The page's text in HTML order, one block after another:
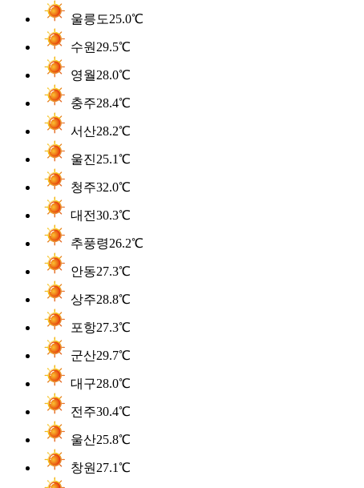
울릉도25.0℃
수원 29.5℃
영월28.0℃
충주28.4℃
서산28.2℃
울진25.1℃
청주32.0℃
대전30.3℃
추풍령26.2℃
안동27.3℃
상주28.8℃
포항27.3℃
군산29.7℃
대구28.0℃
전주30.4℃
울산25.8℃
창원 27.1℃